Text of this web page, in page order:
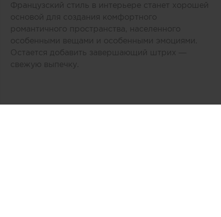
Французский стиль в интерьере станет хорошей
основой для создания комфортного
романтичного пространства, населенного
особенными вещами и особенными эмоциями.
Остается добавить завершающий штрих —
свежую выпечку.